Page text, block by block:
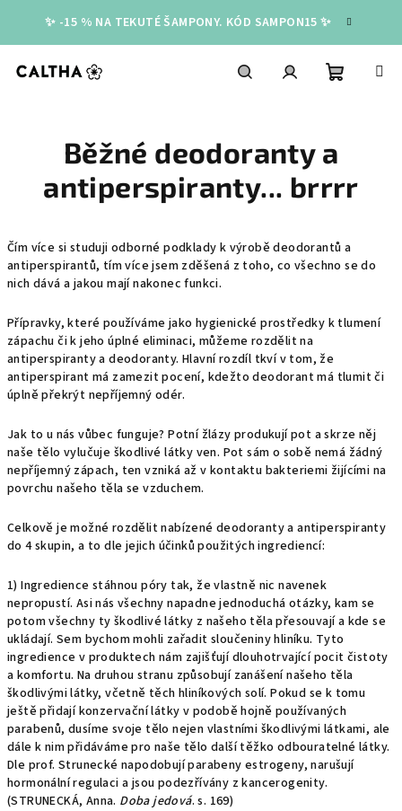
obsah
✨ -15 % NA TEKUTÉ ŠAMPONY. KÓD SAMPON15 ✨
košík
Běžné deodoranty a
antiperspiranty... brrrr
Čím více si studuji odborné podklady k výrobě deodorantů a
antiperspirantů, tím více jsem zděšená z toho, co všechno se do
nich dává a jakou mají nakonec funkci.
Přípravky, které používáme jako hygienické prostředky k tlumení
zápachu či k jeho úplné eliminaci, můžeme rozdělit na
antiperspiranty a deodoranty. Hlavní rozdíl tkví v tom, že
antiperspirant má zamezit pocení, kdežto deodorant má tlumit či
úplně překrýt nepříjemný odér.
Jak to u nás vůbec funguje? Potní žlázy produkují pot a skrze něj
naše tělo vylučuje škodlivé látky ven. Pot sám o sobě nemá žádný
nepříjemný zápach, ten vzniká až v kontaktu bakteriemi žijícími na
povrchu našeho těla se vzduchem.
Celkově je možné rozdělit nabízené deodoranty a antiperspiranty
do 4 skupin, a to dle jejich účinků použitých ingrediencí:
1) Ingredience stáhnou póry tak, že vlastně nic navenek
nepropustí. Asi nás všechny napadne jednoduchá otázky, kam se
potom všechny ty škodlivé látky z našeho těla přesouvají a kde se
ukládají. Sem bychom mohli zařadit sloučeniny hliníku. Tyto
ingredience v produktech nám zajišťují dlouhotrvající pocit čistoty
a komfortu. Na druhou stranu způsobují zanášení našeho těla
škodlivými látky, včetně těch hliníkových solí. Pokud se k tomu
ještě přidají konzervační látky v podobě hojně používaných
parabenů, dusíme svoje tělo nejen vlastními škodlivými látkami, ale
dále k nim přidáváme pro naše tělo další těžko odbouratelné látky.
Dle prof. Strunecké napodobují parabeny estrogeny, narušují
hormonální regulaci a jsou podezřívány z kancerogenity.
(STRUNECKÁ, Anna. Doba jedová. s. 169)